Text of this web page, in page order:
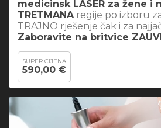
medicinsk LASER za žene i
TRETMANA regije po izboru
TRAJNO rješenje čak i za
Zaboravite na britvice
SUPER CIJENA
590,00 €